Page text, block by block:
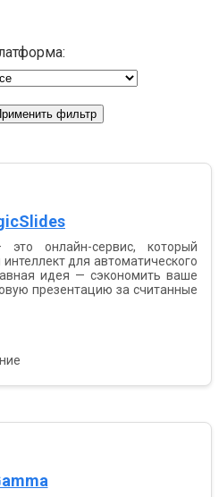
фильтр
онлайн-сервис, который
для автоматического
идея — сэкономить ваше
презентацию за считанные